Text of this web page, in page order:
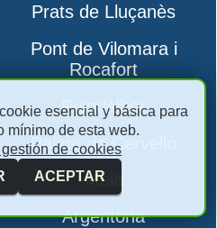
Prats de Lluçanès
Pont de Vilomara i
Rocafort
Puigdàlber
Palma de Cervelló
Moià
Argentona
esencial y básica para
mínimo de esta web.
de cookies
ACEPTAR